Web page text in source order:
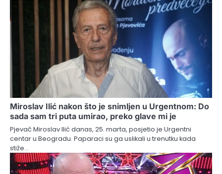
Miroslav Ilić nakon što je snimljen u Urgentnom: Do
sada sam tri puta umirao, preko glave mi je
Pjevač Miroslav Ilić danas, 25. marta, posjetio je Urgentni
centar u Beogradu. Paparaci su ga uslikali u trenutku kada
stiže…